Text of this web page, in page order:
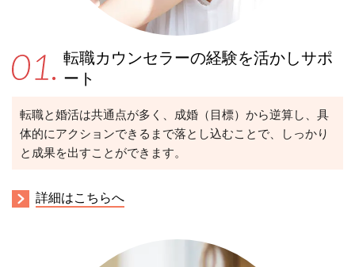
転職カウンセラーの経験を活かしサポ
ート
転職と婚活は共通点が多く、
成婚（目標）から逆算し、具
体的にアクションできるまで落とし込むことで、しっかり
と成果を出すことができます。
詳細はこちらへ